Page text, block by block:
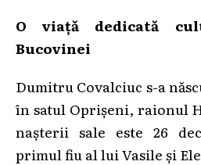
O viață dedicată
Bucovinei
Dumitru Covalciuc s-a
în satul Oprișeni, raionul
nașterii sale este 26
primul fiu al lui Vasile și